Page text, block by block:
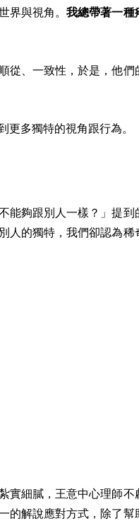
界與視角。我總帶著一種
從、一致性，於是，他
更多獨特的視角跟行為。
能夠跟別人一樣？」提到
人的獨特，我們卻認為稀
實細膩，王意中心理師
的解說應對方式，除了